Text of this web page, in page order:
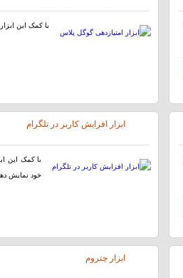
با کمک این
ابزار افزایش کاربر در تلگرام
با کمک این
خود نمایش
ابزار چتروم